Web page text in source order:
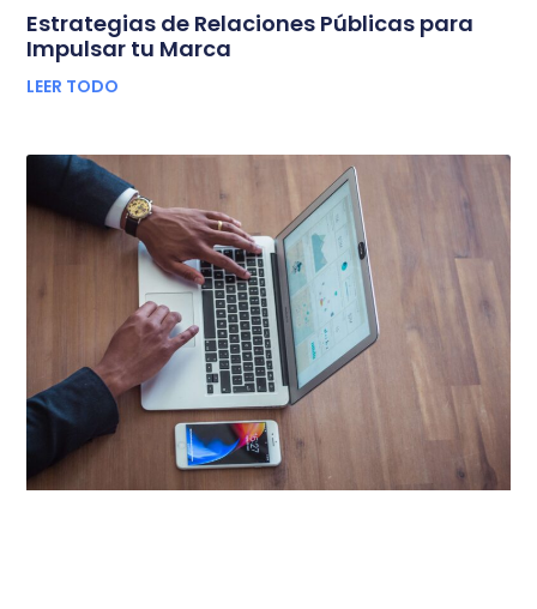
Estrategias de Relaciones Públicas para
Impulsar tu Marca
LEER TODO